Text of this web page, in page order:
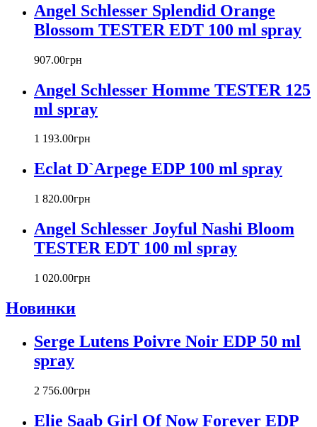
Bourjois
Britney Spears
Burberry
Byblos
Byredo
Cacharel
Calvin Klein
Carla Fracci
Carolina Herrera
Cartier
Chanel
Chevignon
Chopard
Christian Dior
Christina Aguilera
Cindy Crawford
Clive Christian
Angel Schlesser Splendid Orange
Blossom TESTER EDT 100 ml spray
907.00грн
Angel Schlesser Homme TESTER 125
ml spray
1 193.00грн
Eclat D`Arpege EDP 100 ml spray
1 820.00грн
Angel Schlesser Joyful Nashi Bloom
TESTER EDT 100 ml spray
1 020.00грн
Новинки
Serge Lutens Poivre Noir EDP 50 ml
spray
2 756.00грн
Elie Saab Girl Of Now Forever EDP